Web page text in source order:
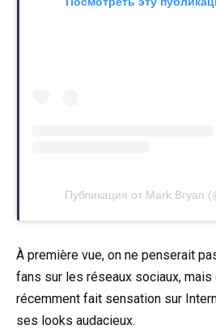
Публикация от Mark Bryan
À première vue, on ne penserait
fans sur les réseaux sociaux, mais
récemment fait sensation sur
ses looks audacieux.